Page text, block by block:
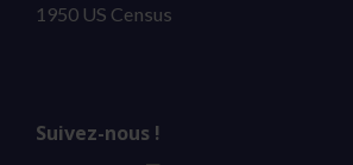
1950 US Census
Suivez-nous !